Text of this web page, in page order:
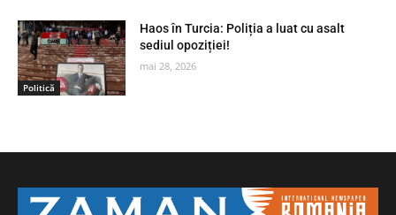
Politică
Haos în Turcia: Poliția a luat cu asalt
sediul opoziției!
mai 28, 2026